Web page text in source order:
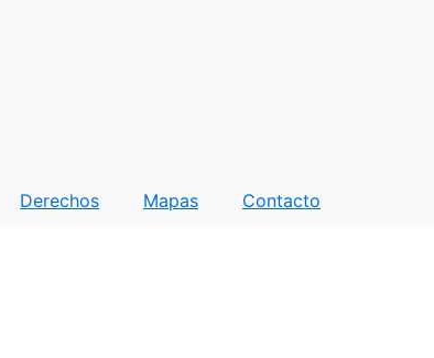
Derechos Mapas Contacto